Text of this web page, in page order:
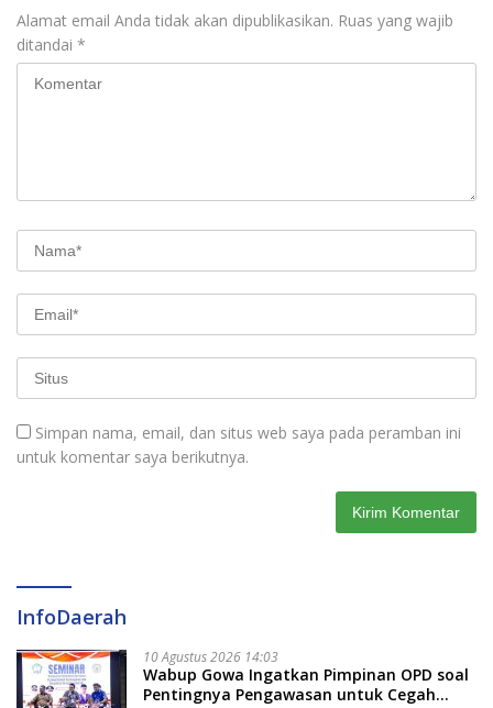
Alamat email Anda tidak akan dipublikasikan. Ruas yang wajib
ditandai *
Simpan nama, email, dan situs web saya pada peramban ini
untuk komentar saya berikutnya.
InfoDaerah
10 Agustus 2026 14:03
Wabup Gowa Ingatkan Pimpinan OPD soal
Pentingnya Pengawasan untuk Cegah